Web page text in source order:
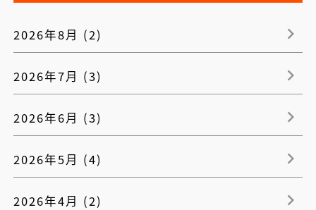
2026年8月 (2)
2026年7月 (3)
2026年6月 (3)
2026年5月 (4)
2026年4月 (2)